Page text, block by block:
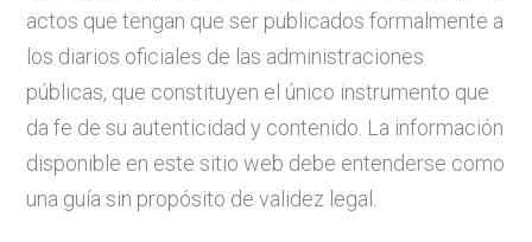
actos que tengan que ser publicados formalmente a
los diarios oficiales de las administraciones
públicas, que constituyen el único instrumento que
da fe de su autenticidad y contenido. La información
disponible en este sitio web debe entenderse como
una guía sin propósito de validez legal.